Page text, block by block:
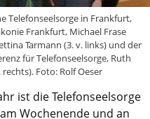
Telefonseelsorge in Frankfurt,
Frankfurt, Michael Frase
Tarmann (3. v. links) und der
für Telefonseelsorge, Ruth
Foto: Rolf Oeser
ist die Telefonseelsorge
Wochenende und an